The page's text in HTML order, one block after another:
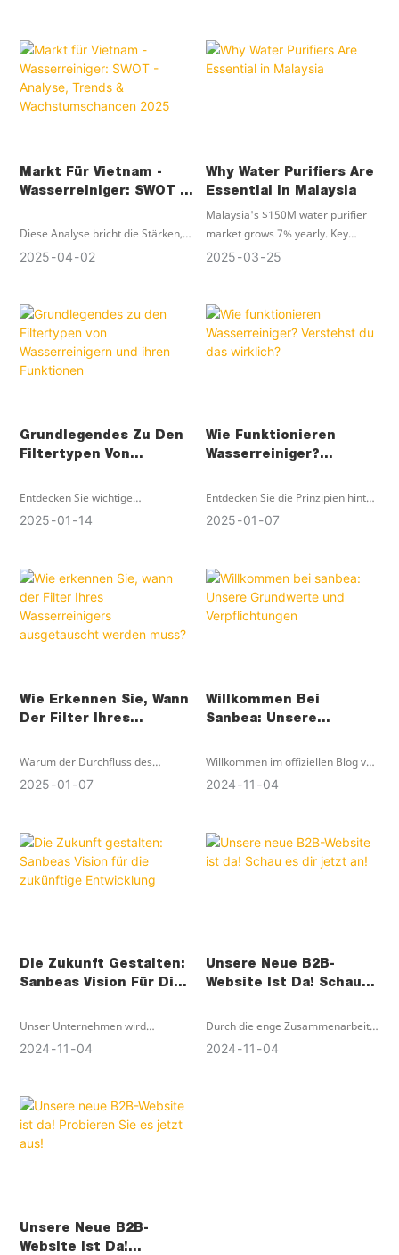
Markt Für Vietnam -
Wasserreiniger: SWOT -
Wachstumschancen
Diese Analyse bricht die Stärken,
Schwächen, Chancen und
dynamische Landschaft zu
steuern.
2025 04 02
Why Water Purifiers Are
Essential In Malaysia
Malaysia's $150M water purifier
market grows 7% yearly. Key
trends: e-commerce dominance,
explained
2025 03 25
Grundlegendes Zu Den
Filtertypen Von
Ihren Funktionen
Entdecken Sie wichtige
Wasserreinigerfilter wie PP-,
verschiedene
Wasseranforderungen
gewährleisten.
2025 01 14
Wie Funktionieren
Wasserreiniger?
Wirklich?
Entdecken Sie die Prinzipien hinter
Wasserreinigern, von RO- und UF-
Sie, wie die Filterung
Verunreinigungen entfernt und die
Wasserqualität verbessert.
2025 01 07
Wie Erkennen Sie, Wann
Der Filter Ihres
Ausgetauscht Werden
Warum der Durchfluss des
Wasserreinigers langsamer wird
verstopften Filters. Es deckt
Filterwechselzyklen ab und hebt
intelligente Warnungen zur
2025 01 07
Willkommen Bei
Sanbea: Unsere
Verpflichtungen
Willkommen im offiziellen Blog von
sanbea, wo wir uns freuen, unsere
Egal, ob Sie ein langjähriger Kunde
oder ein neuer Interessent sind
2024 11 04
Die Zukunft Gestalten:
Sanbeas Vision Für Die
Unser Unternehmen wird
weiterhin neue Produkte
unsere kontinuierliche
Weiterentwicklung, die Ihrem
Unternehmen weiterhin eine
2024 11 04
Unsere Neue B2B-
Website Ist Da! Schau
Durch die enge Zusammenarbeit
mit sanbea können Unternehmen
2024 11 04
Unsere Neue B2B-
Website Ist Da!